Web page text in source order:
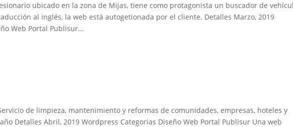
ubicado en la zona de Mijas, tiene como protagonista un buscador de
al inglés, la web está autogetionada por el cliente. Detalles Marzo, 2019
Web Portal Publisur...
de limpieza, mantenimiento y reformas de comunidades, empresas, hoteles y
Detalles Abril, 2019 Wordpress Categorias Diseño Web Portal Publisur Una web